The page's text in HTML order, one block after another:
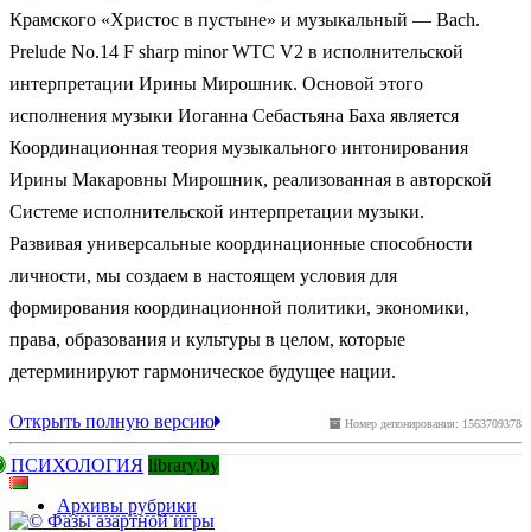
Крамского «Христос в пустыне» и музыкальный — Bach.
Prelude No.14 F sharp minor WTC V2 в исполнительской
интерпретации Ирины Мирошник. Основой этого
исполнения музыки Иоганна Себастьяна Баха является
Координационная теория музыкального интонирования
Ирины Макаровны Мирошник, реализованная в авторской
Системе исполнительской интерпретации музыки.
Развивая универсальные координационные способности
личности, мы создаем в настоящем условия для
формирования координационной политики, экономики,
права, образования и культуры в целом, которые
детерминируют гармоническое будущее нации.
Номер депонирования: 1563709378
Открыть полную версию
ПСИХОЛОГИЯ library.by
Архивы рубрики